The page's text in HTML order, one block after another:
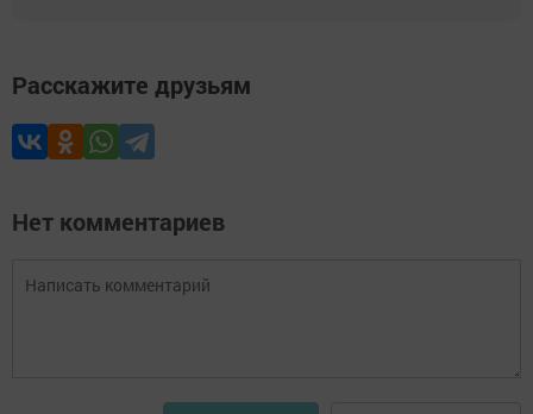
Расскажите друзьям
Нет комментариев